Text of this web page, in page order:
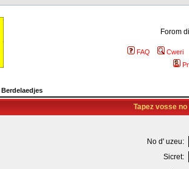
Forom
FAQ
Cweri
Tapez vosse
No d' uzeu:
Sicret: